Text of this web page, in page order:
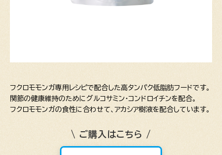
フクロモモンガ専用レシピで配合した高タンパク低脂肪フードです。
関節の健康維持のためにグルコサミン・コンドロイチンを配合。
フクロモモンガの食性に合わせて、アカシア樹液を配合しています。
\ ご購入はこちら /